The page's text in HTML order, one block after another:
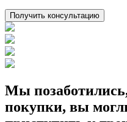
Получить консультацию
Мы
покупки, вы